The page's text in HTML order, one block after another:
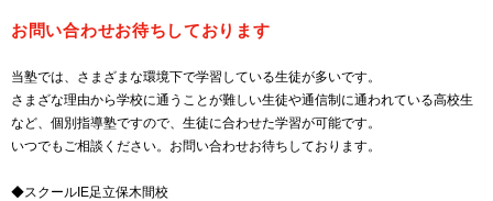
お問い合わせお待ちしております
当塾では、さまざまな環境下で学習している生徒が多いです。
さまざな理由から学校に通うことが難しい生徒や通信制に通われている高校生
など、個別指導塾ですので、生徒に合わせた学習が可能です。
いつでもご相談ください。お問い合わせお待ちしております。
◆スクールIE足立保木間校